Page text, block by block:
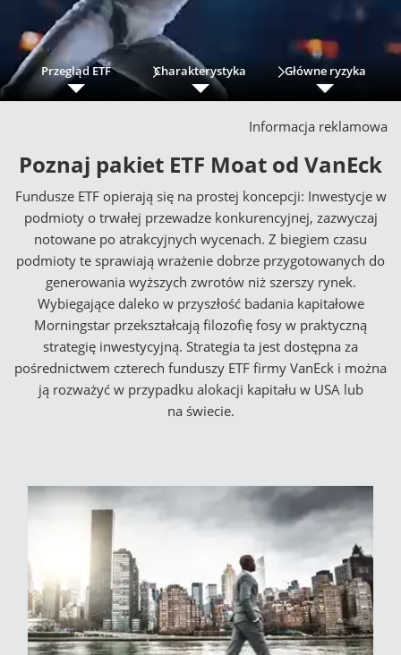
Przegląd ETF Charakterystyka Główne ryzyka
Informacja reklamowa
Poznaj pakiet ETF Moat od VanEck
Fundusze ETF opierają się na prostej koncepcji: Inwestycje w
podmioty o trwałej przewadze konkurencyjnej, zazwyczaj
notowane po atrakcyjnych wycenach. Z biegiem czasu
podmioty te sprawiają wrażenie dobrze przygotowanych do
generowania wyższych zwrotów niż szerszy rynek.
Wybiegające daleko w przyszłość badania kapitałowe
Morningstar przekształcają filozofię fosy w praktyczną
strategię inwestycyjną. Strategia ta jest dostępna za
pośrednictwem czterech funduszy ETF firmy VanEck i można
ją rozważyć w przypadku alokacji kapitału w USA lub
na świecie.